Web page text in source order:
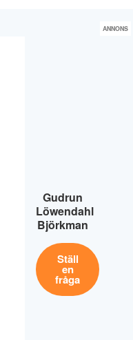
Gudrun
Löwendahl
Björkman
Ställ
en
fråga
ANNONS